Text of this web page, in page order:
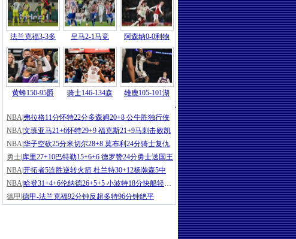
法兰克福3-3多 皇马2-1马竞 阿森纳0-0利物
黄蜂150-95爵 骑士146-134森
雄鹿105-101湖
NBA |鲍尔17+5+5曼20分 黄蜂9人上双
NBA 弗拉格11分怀特22分多森姆20+8 公牛胜独行侠
NBA文班亚马21+6怀特29+9 福克斯21+9马刺击败凯
NBA华子空砍25分米切尔28+8 莫布利24分骑士复仇
勇士 库里27+10巴特勒15+6+6 德罗赞24分勇士送国王
NBA开拓者5连胜逆转火箭 杜兰特30+12杨瀚森5中
NBA哈登31+4+6伦纳德26+5+5 小波特18分快船轻取篮
德甲 德甲-法兰克福92分钟反超多特96分钟绝平